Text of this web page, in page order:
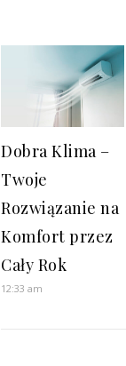
Dobra Klima –
Twoje
Rozwiązanie na
Komfort przez
Cały Rok
12:33 am